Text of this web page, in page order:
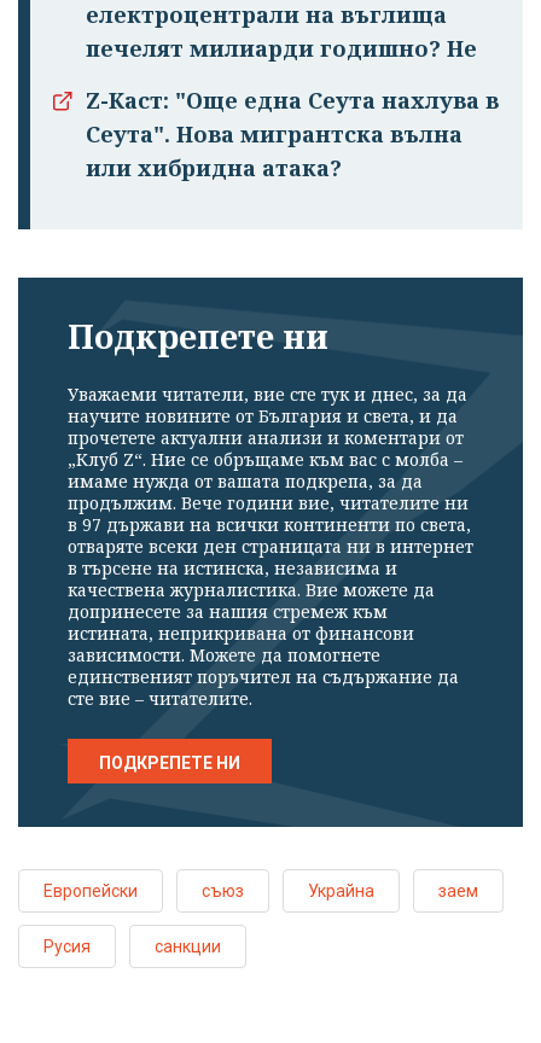
Успешно
излязохте от
профила си!
електроцентрали на въглища
печелят милиарди годишно? Не
Z-Каст: "Още една Сеута нахлува в
Сеута". Нова мигрантска вълна
или хибридна атака?
Подкрепете ни
Уважаеми читатели, вие сте тук и днес, за да
научите новините от България и света, и да
прочетете актуални анализи и коментари от
„Клуб Z“. Ние се обръщаме към вас с молба –
имаме нужда от вашата подкрепа, за да
продължим. Вече години вие, читателите ни
в 97 държави на всички континенти по света,
отваряте всеки ден страницата ни в интернет
в търсене на истинска, независима и
качествена журналистика. Вие можете да
допринесете за нашия стремеж към
истината, неприкривана от финансови
зависимости. Можете да помогнете
единственият поръчител на съдържание да
сте вие – читателите.
ПОДКРЕПЕТЕ НИ
Европейски съюз Украйна заем
Русия санкции